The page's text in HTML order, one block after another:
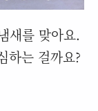
새를 맞아요.
하는 걸까요?